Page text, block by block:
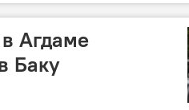
Агдаме
Баку